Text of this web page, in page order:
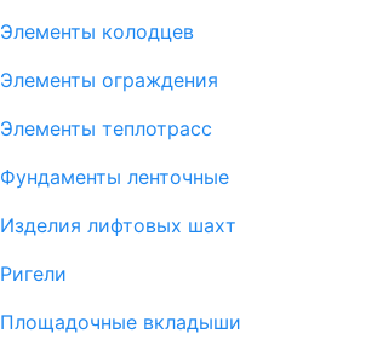
Элементы колодцев
Элементы ограждения
Элементы теплотрасс
Фундаменты ленточные
Изделия лифтовых шахт
Ригели
Площадочные вкладыши